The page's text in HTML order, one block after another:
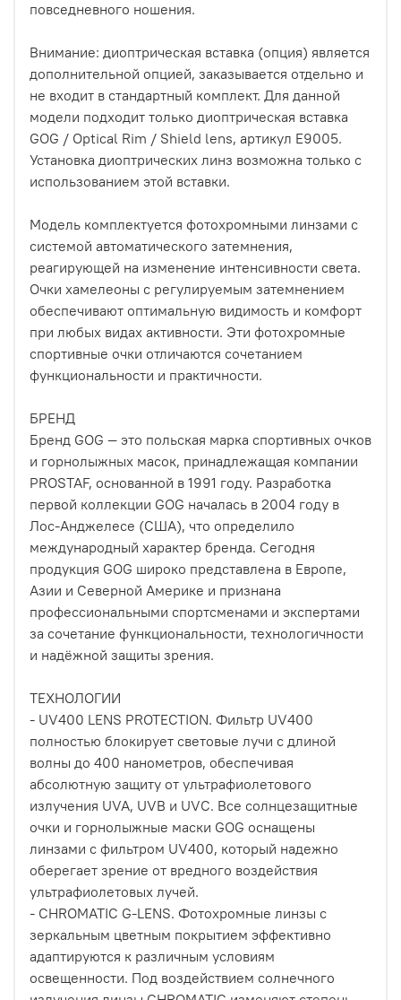
повседневного ношения.
Внимание: диоптрическая вставка (опция) является
дополнительной опцией, заказывается отдельно и
не входит в стандартный комплект. Для данной
модели подходит только диоптрическая вставка
GOG / Optical Rim / Shield lens, артикул E9005.
Установка диоптрических линз возможна только с
использованием этой вставки.
Модель комплектуется фотохромными линзами с
системой автоматического затемнения,
реагирующей на изменение интенсивности света.
Очки хамелеоны с регулируемым затемнением
обеспечивают оптимальную видимость и комфорт
при любых видах активности. Эти фотохромные
спортивные очки отличаются сочетанием
функциональности и практичности.
БРЕНД
Бренд GOG — это польская марка спортивных очков
и горнолыжных масок, принадлежащая компании
PROSTAF, основанной в 1991 году. Разработка
первой коллекции GOG началась в 2004 году в
Лос-Анджелесе (США), что определило
международный характер бренда. Сегодня
продукция GOG широко представлена в Европе,
Азии и Северной Америке и признана
профессиональными спортсменами и экспертами
за сочетание функциональности, технологичности
и надёжной защиты зрения.
ТЕХНОЛОГИИ
- UV400 LENS PROTECTION. Фильтр UV400
полностью блокирует световые лучи с длиной
волны до 400 нанометров, обеспечивая
абсолютную защиту от ультрафиолетового
излучения UVA, UVB и UVC. Все солнцезащитные
очки и горнолыжные маски GOG оснащены
линзами с фильтром UV400, который надежно
оберегает зрение от вредного воздействия
ультрафиолетовых лучей.
- CHROMATIC G-LENS. Фотохромные линзы с
зеркальным цветным покрытием эффективно
адаптируются к различным условиям
освещенности. Под воздействием солнечного